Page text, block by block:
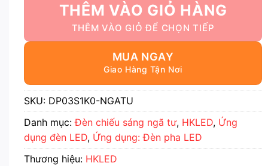
THÊM VÀO GIỎ HÀNG
MUA NGAY
SKU: DP03S1K0-NGATU
Danh mục:Đèn chiếu sáng ngã tư, HKLED, Ứng
dụng đèn LED, Ứng dụng: Đèn pha LED
Thương hiệu: HKLED